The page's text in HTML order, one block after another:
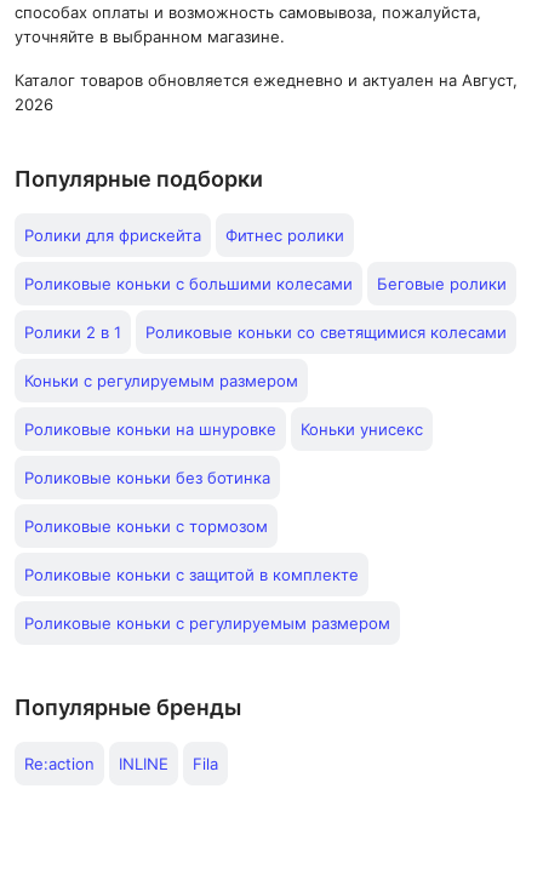
способах оплаты и возможность самовывоза, пожалуйста,
уточняйте в выбранном магазине.
Каталог товаров обновляется ежедневно и актуален на Август,
2026
Популярные подборки
Ролики для фрискейта Фитнес ролики
Роликовые коньки с большими колесами Беговые ролики
Ролики 2 в 1 Роликовые коньки со светящимися колесами
Коньки с регулируемым размером
Роликовые коньки на шнуровке Коньки унисекс
Роликовые коньки без ботинка
Роликовые коньки с тормозом
Роликовые коньки с защитой в комплекте
Роликовые коньки с регулируемым размером
Популярные бренды
Re:action INLINE Fila